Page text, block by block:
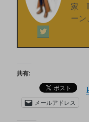
家
ーン
共有:
メールアドレス